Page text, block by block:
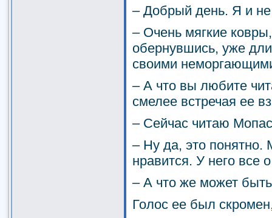
– Добрый день. Я и
– Очень мягкие
обернувшись, уже
своими
– А что вы любите
смелее встречая ее
– Сейчас читаю
– Ну да, это
нравится. У него все
– А что же может
Голос ее был